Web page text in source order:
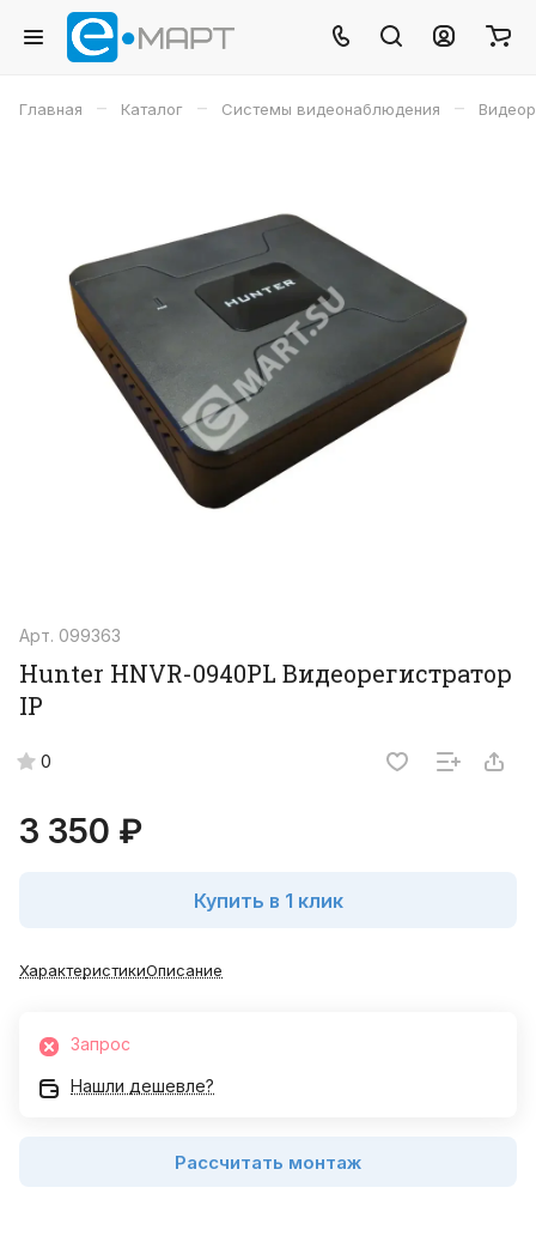
Главная – Каталог – Системы видеонаблюдения –
Арт. 099363
Hunter HNVR-0940PL Видеорегистратор
IP
0
3 350 ₽
Купить в 1 клик
ХарактеристикиОписание
Запрос
Нашли дешевле?
Рассчитать монтаж